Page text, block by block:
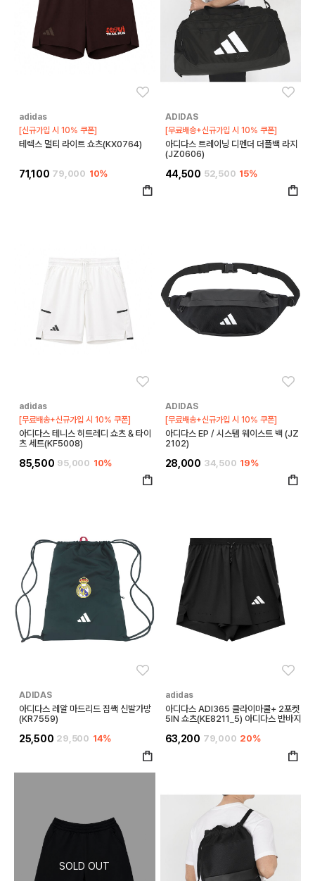
adidas
[신규가입 시 10% 쿠폰]
테렉스 멀티 라이트 쇼츠(KX0764)
71,100 79,000 10%
ADIDAS
[무료배송+신규가입 시 10% 쿠폰]
아디다스 트레이닝 디펜더 더플백 라지
(JZ0606)
44,500 52,500 15%
adidas
[무료배송+신규가입 시 10% 쿠폰]
아디다스 테니스 히트레디 쇼츠 & 타이
츠 세트(KF5008)
85,500 95,000 10%
ADIDAS
[무료배송+신규가입 시 10% 쿠폰]
아디다스 EP / 시스템 웨이스트 백 (JZ
2102)
28,000 34,500 19%
ADIDAS
아디다스 레알 마드리드 짐쌕 신발가방
(KR7559)
25,500 29,500 14%
adidas
아디다스 ADI365 클라이마쿨+ 2포켓
5IN 쇼츠(KE8211_5) 아디다스 반바지
63,200 79,000 20%